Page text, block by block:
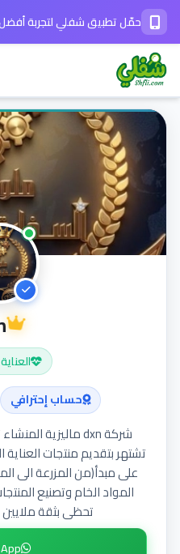
حمّل تطبيق شفلي لتجربة
تسجيل الدخول / حساب
الوضع الداكن
حمّل التطبيق
إضافة إعلانحساب إحترافي
على مبدأ(من المزرعة الى
المواد الخام وتصنيع
تحظى بثقة